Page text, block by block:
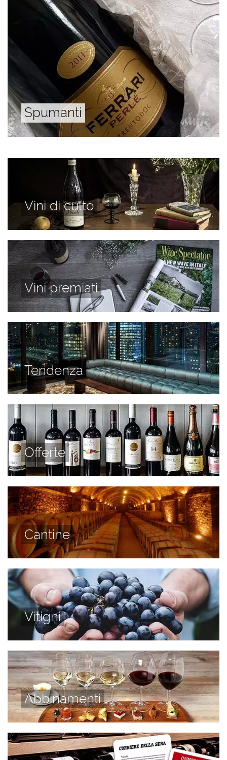
Spumanti
Vini di culto
Vini premiati
Tendenza
Offerte
Cantine
Vitigni
Abbinamenti